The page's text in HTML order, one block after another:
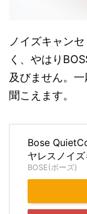
ノイズキャン
く、やはり
及びません。
聞こえます。
Bose
ヤレスノイ
BOSE(ボーズ)